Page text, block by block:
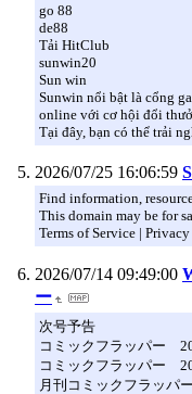
go 88
de88
Tải HitClub
sunwin20
Sun win
Sunwin nổi bật là cổng
online với cơ hội đổi
Tại đây, bạn có thể trải
2026/07/25 16:06:59
Find information,
This domain may be for
Terms of Service |
2026/07/14 09:49:00
ー
次号予告
コミックフラッパー
コミックフラッパー
月刊コミックフラッパ